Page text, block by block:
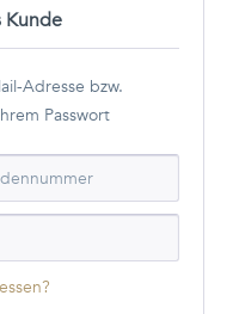
Kunde
Adresse bzw.
Passwort